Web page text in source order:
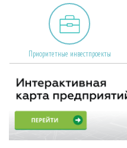
Приоритетные инвестпроекты